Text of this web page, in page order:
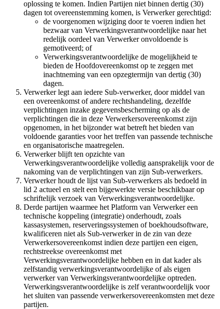
oplossing te komen. Indien Partijen niet binnen dertig (30)
dagen tot overeenstemming komen, is Verwerker gerechtigd:
de voorgenomen wijziging door te voeren indien het
bezwaar van Verwerkingsverantwoordelijke naar het
redelijk oordeel van Verwerker onvoldoende is
gemotiveerd; of
Verwerkingsverantwoordelijke de mogelijkheid te
bieden de Hoofdovereenkomst op te zeggen met
inachtneming van een opzegtermijn van dertig (30)
dagen.
Verwerker legt aan iedere Sub-verwerker, door middel van
een overeenkomst of andere rechtshandeling, dezelfde
verplichtingen inzake gegevensbescherming op als de
verplichtingen die in deze Verwerkersovereenkomst zijn
opgenomen, in het bijzonder wat betreft het bieden van
voldoende garanties voor het treffen van passende technische
en organisatorische maatregelen.
Verwerker blijft ten opzichte van
Verwerkingsverantwoordelijke volledig aansprakelijk voor de
nakoming van de verplichtingen van zijn Sub-verwerkers.
Verwerker houdt de lijst van Sub-verwerkers als bedoeld in
lid 2 actueel en stelt een bijgewerkte versie beschikbaar op
schriftelijk verzoek van Verwerkingsverantwoordelijke.
Derde partijen waarmee het Platform van Verwerker een
technische koppeling (integratie) onderhoudt, zoals
kassasystemen, reserveringssystemen of boekhoudsoftware,
kwalificeren niet als Sub-verwerker in de zin van deze
Verwerkersovereenkomst indien deze partijen een eigen,
rechtstreekse overeenkomst met
Verwerkingsverantwoordelijke hebben en in dat kader als
zelfstandig verwerkingsverantwoordelijke of als eigen
verwerker van Verwerkingsverantwoordelijke optreden.
Verwerkingsverantwoordelijke is zelf verantwoordelijk voor
het sluiten van passende verwerkersovereenkomsten met deze
partijen.